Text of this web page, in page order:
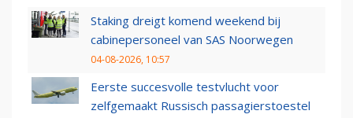
Staking dreigt komend weekend bij
cabinepersoneel van SAS Noorwegen
04-08-2026, 10:57
Eerste succesvolle testvlucht voor
zelfgemaakt Russisch passagierstoestel